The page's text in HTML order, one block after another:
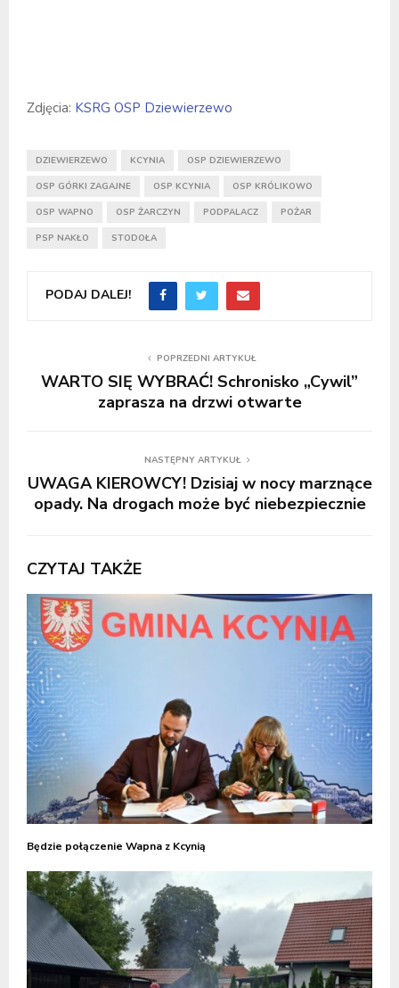
Zdjęcia: KSRG OSP Dziewierzewo
DZIEWIERZEWO KCYNIA OSP DZIEWIERZEWO
OSP GÓRKI ZAGAJNE OSP KCYNIA OSP KRÓLIKOWO
OSP WAPNO OSP ŻARCZYN PODPALACZ POŻAR
PSP NAKŁO STODOŁA
PODAJ DALEJ!
POPRZEDNI ARTYKUŁ
WARTO SIĘ WYBRAĆ! Schronisko „Cywil”
zaprasza na drzwi otwarte
NASTĘPNY ARTYKUŁ
UWAGA KIEROWCY! Dzisiaj w nocy marznące
opady. Na drogach może być niebezpiecznie
CZYTAJ TAKŻE
Będzie połączenie Wapna z Kcynią